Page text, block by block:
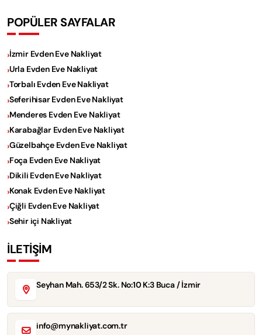
POPÜLER SAYFALAR
İzmir Evden Eve Nakliyat
Urla Evden Eve Nakliyat
Torbalı Evden Eve Nakliyat
Seferihisar Evden Eve Nakliyat
Menderes Evden Eve Nakliyat
Karabağlar Evden Eve Nakliyat
Güzelbahçe Evden Eve Nakliyat
Foça Evden Eve Nakliyat
Dikili Evden Eve Nakliyat
Konak Evden Eve Nakliyat
Çiğli Evden Eve Nakliyat
Sehir içi Nakliyat
İLETİŞİM
Seyhan Mah. 653/2 Sk. No:10 K:3 Buca / İzmir
info@mynakliyat.com.tr